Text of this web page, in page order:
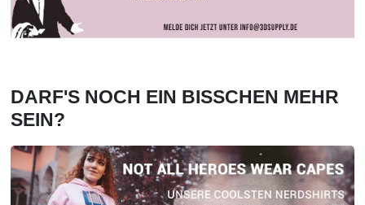
DARF'S NOCH EIN BISSCHEN MEHR
SEIN?